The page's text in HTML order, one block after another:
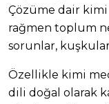
Çözüme dair
rağmen toplum
sorunlar,
Özellikle kimi
dili doğal olarak